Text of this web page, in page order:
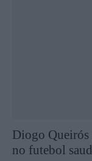
Diogo Queirós
no futebol